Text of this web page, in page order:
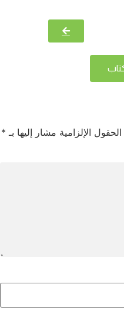
الحقول الإلزامية مشار إليها بـ *